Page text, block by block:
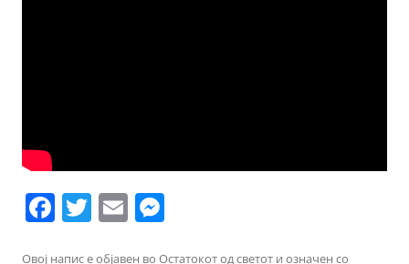
F T E
Овој напис е објавен во Остатокот од светот и означен со